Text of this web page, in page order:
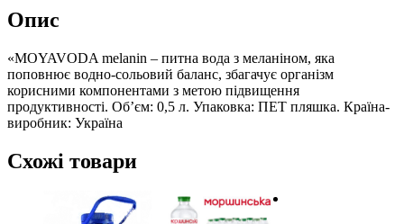
меланіном
0,5
(01951)
кількість
Опис
«MOYAVODA melanin – питна вода з меланіном, яка
поповнює водно-сольовий баланс, збагачує організм
корисними компонентами з метою підвищення
продуктивності. Об’єм: 0,5 л. Упаковка: ПЕТ пляшка. Країна-
виробник: Україна
Схожі товари